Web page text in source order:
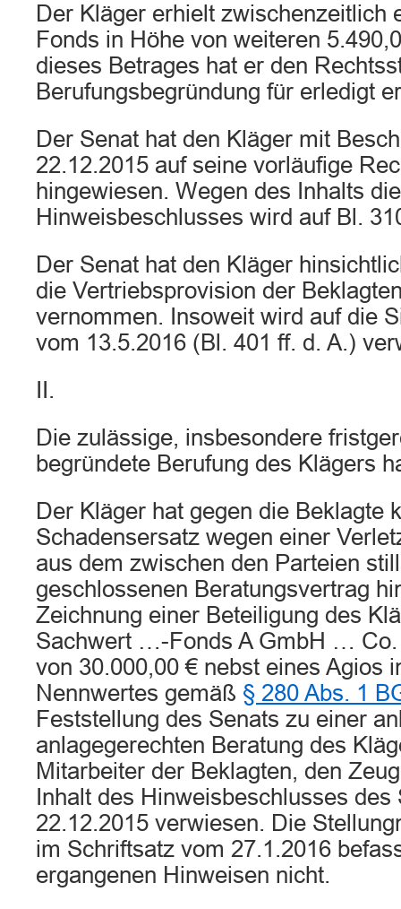
Der Kläger erhielt zwischenzeitlich
Fonds in Höhe von weiteren
dieses Betrages hat er den
Berufungsbegründung für erledigt
Der Senat hat den Kläger mit
22.12.2015 auf seine vorläufige
hingewiesen. Wegen des Inhalts
Hinweisbeschlusses wird auf Bl.
Der Senat hat den Kläger
die Vertriebsprovision der
vernommen. Insoweit wird auf die
vom 13.5.2016 (Bl. 401 ff. d. A.)
II.
Die zulässige, insbesondere
begründete Berufung des Klägers
Der Kläger hat gegen die Beklagte
Schadensersatz wegen einer
aus dem zwischen den Parteien
geschlossenen Beratungsvertrag
Zeichnung einer Beteiligung des
Sachwert …-Fonds A GmbH … Co.
von 30.000,00 € nebst eines Agios
Nennwertes gemäß § 280 Abs. 1
Feststellung des Senats zu einer
anlagegerechten Beratung des
Mitarbeiter der Beklagten, den
Inhalt des Hinweisbeschlusses des
22.12.2015 verwiesen. Die
im Schriftsatz vom 27.1.2016
ergangenen Hinweisen nicht.